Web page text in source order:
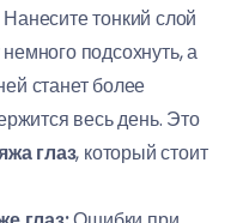
тонкий слой
подсохнуть, а
станет более
весь день. Это
глаз, который стоит